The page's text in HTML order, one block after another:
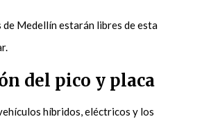
Medellín estarán libres de esta
del pico y placa
híbridos, eléctricos y los